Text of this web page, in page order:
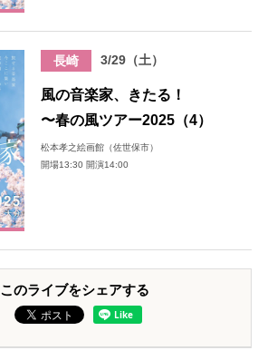
長崎 3/29（土）
風の音楽家、きたる！
〜春の風ツアー2025（4）
松本孝之絵画館（佐世保市）
開場13:30 開演14:00
このライブをシェアする